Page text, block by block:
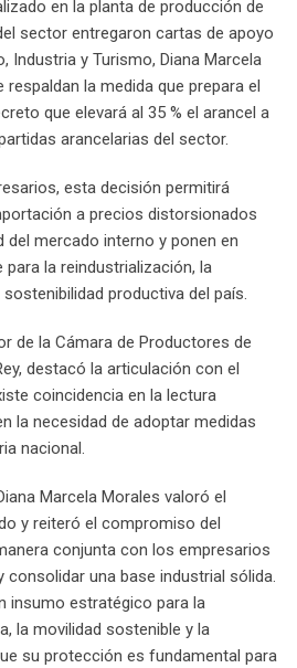
en la planta de producción de
sector entregaron cartas de apoyo
Industria y Turismo, Diana Marcela
respaldan la medida que prepara el
que elevará al 35 % el arancel a
arancelarias del sector.
esta decisión permitirá
a precios distorsionados
del mercado interno y ponen en
la reindustrialización, la
productiva del país.
de la Cámara de Productores de
destacó la articulación con el
coincidencia en la lectura
la necesidad de adoptar medidas
nacional.
Marcela Morales valoró el
y reiteró el compromiso del
conjunta con los empresarios
consolidar una base industrial sólida.
insumo estratégico para la
la movilidad sostenible y la
su protección es fundamental para